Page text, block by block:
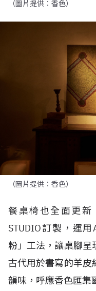
（圖片提供：香色）
（圖片提供：香色）
餐桌椅也全面更新
STUDIO訂製，運用
粉」工法，讓桌腳呈
古代用於書寫的羊皮
韻味，呼應香色匯集